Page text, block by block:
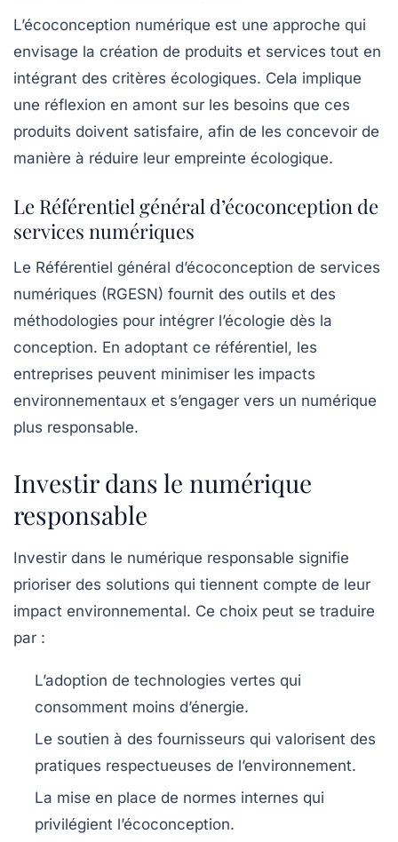
L’écoconception numérique est une approche qui
envisage la création de produits et services tout en
intégrant des critères écologiques. Cela implique
une réflexion en amont sur les besoins que ces
produits doivent satisfaire, afin de les concevoir de
manière à réduire leur empreinte écologique.
Le Référentiel général d’écoconception de
services numériques
Le Référentiel général d’écoconception de services
numériques (RGESN) fournit des outils et des
méthodologies pour intégrer l’écologie dès la
conception. En adoptant ce référentiel, les
entreprises peuvent minimiser les impacts
environnementaux et s’engager vers un numérique
plus responsable.
Investir dans le numérique
responsable
Investir dans le numérique responsable signifie
prioriser des solutions qui tiennent compte de leur
impact environnemental. Ce choix peut se traduire
par :
L’adoption de technologies vertes qui
consomment moins d’énergie.
Le soutien à des fournisseurs qui valorisent des
pratiques respectueuses de l’environnement.
La mise en place de normes internes qui
privilégient l’écoconception.